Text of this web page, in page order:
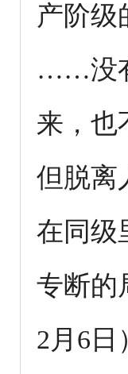
产阶级
……没
来，也
但脱离
在同级
专断的
2月6日